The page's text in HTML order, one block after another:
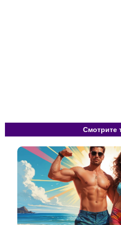
Смотрите